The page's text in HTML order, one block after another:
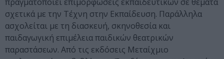
σχετικά με την Τέχνη στην Εκπαίδευση. Παράλληλα
ασχολείται με τη διασκευή, σκηνοθεσία και
παιδαγωγική επιμέλεια παιδικών θεατρικών
παραστάσεων. Από τις εκδόσεις Μεταίχμιο